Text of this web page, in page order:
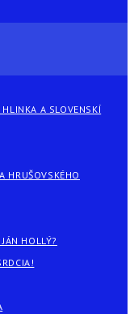
HLINKA A SLOVENSKÍ
HRUŠOVSKÉHO
HOLLÝ?